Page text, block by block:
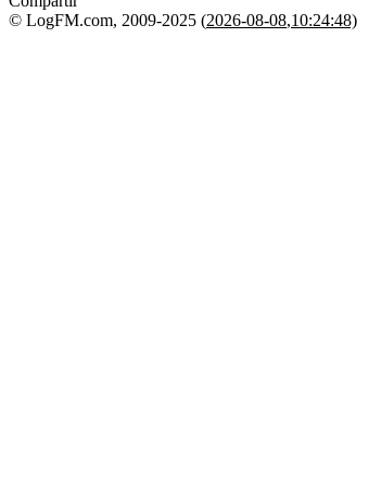
© LogFM.com, 2009-2025 (2026-08-08,10:24:48)